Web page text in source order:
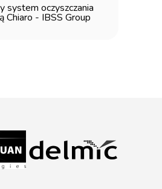
system oczyszczania
Chiaro - IBSS Group